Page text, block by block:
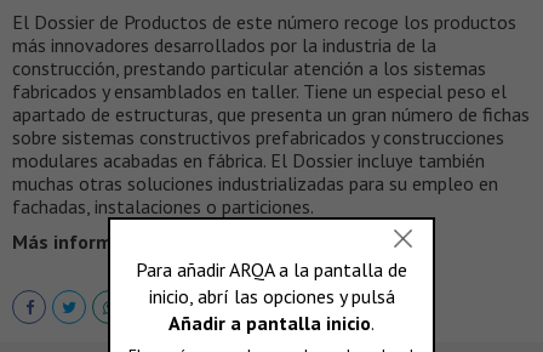
El Dossier de Productos de este número recoge los productos
más innovadores desarrollados por la industria de la
construcción, prestando particular atención a los sistemas
fabricados y ensamblados en taller. Tiene un especial peso el
apartado de estructuras, que presenta un gran número de fichas
sobre sistemas constructivos prefabricados y construcciones
modulares acabadas en fábrica. El Dossier incluye también
muchas otras soluciones industrializadas para su empleo en
fachadas, instalaciones o particiones.
Más información >